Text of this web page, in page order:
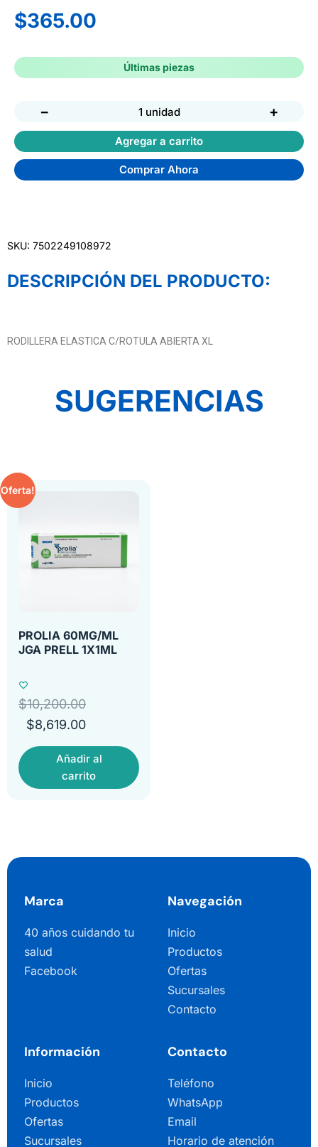
$365.00
Últimas piezas
− 1 unidad +
Agregar a carrito
Comprar Ahora
SKU: 7502249108972
DESCRIPCIÓN DEL PRODUCTO:
RODILLERA ELASTICA C/ROTULA ABIERTA XL
SUGERENCIAS
Oferta!
PROLIA 60MG/ML
JGA PRELL 1X1ML
$10,200.00
$8,619.00
Añadir al
carrito
Marca
40 años cuidando tu
salud
Facebook
Navegación
Inicio
Productos
Ofertas
Sucursales
Contacto
Información
Inicio
Productos
Ofertas
Sucursales
Contacto
Teléfono
WhatsApp
Email
Horario de atención